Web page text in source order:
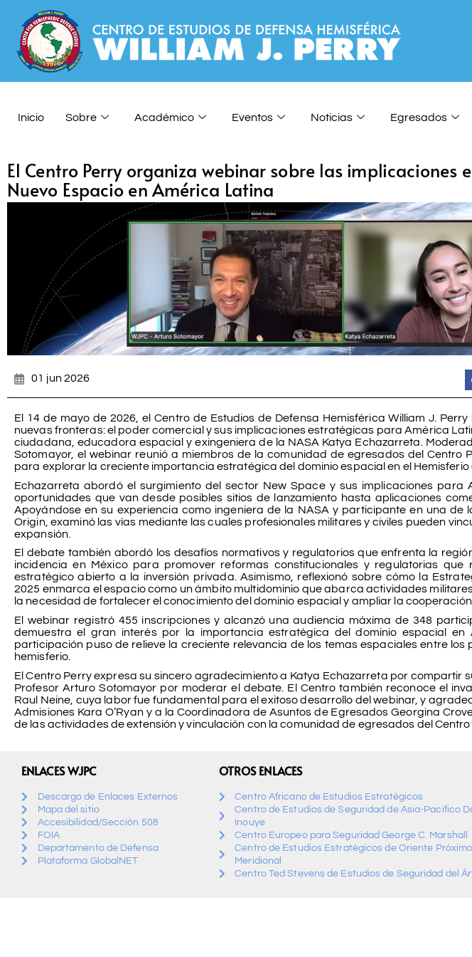
Inicio Sobre Académico Eventos Noticias Egresados
El Centro Perry organiza webinar sobre las implicaciones
Nuevo Espacio en América Latina
01 jun 2026
El 14 de mayo de 2026, el Centro de Estudios de Defensa Hemisférica William J.
nuevas fronteras: el poder comercial y sus implicaciones estratégicas para América
ciudadana, educadora espacial y exingeniera de la NASA Katya Echazarreta.
Sotomayor, el webinar reunió a miembros de la comunidad de egresados del Centro
para explorar la creciente importancia estratégica del dominio espacial en el Hemisferio
Echazarreta abordó el surgimiento del sector New Space y sus implicaciones para
oportunidades que van desde posibles sitios de lanzamiento hasta aplicaciones
Apoyándose en su experiencia como ingeniera de la NASA y participante en una de
Origin, examinó las vías mediante las cuales profesionales militares y civiles pueden
expansión.
El debate también abordó los desafíos normativos y regulatorios que enfrenta la
incidencia en México para promover reformas constitucionales y regulatorias
estratégico abierto a la inversión privada. Asimismo, reflexionó sobre cómo la
2025 enmarca el espacio como un ámbito multidominio que abarca actividades
la necesidad de fortalecer el conocimiento del dominio espacial y ampliar la
El webinar registró 455 inscripciones y alcanzó una audiencia máxima de 348
demuestra el gran interés por la importancia estratégica del dominio espacial en
participación puso de relieve la creciente relevancia de los temas espaciales entre los
hemisferio.
El Centro Perry expresa su sincero agradecimiento a Katya Echazarreta por compartir
Profesor Arturo Sotomayor por moderar el debate. El Centro también reconoce el
Raul Neine, cuya labor fue fundamental para el exitoso desarrollo del webinar, y
Admisiones Kara O’Ryan y a la Coordinadora de Asuntos de Egresados Georgina
de las actividades de extensión y vinculación con la comunidad de egresados del Centro
ENLACES WJPC
Descargo de Enlaces Externos
Mapa del sitio
Accesibilidad/Sección 508
FOIA
Departamento de Defensa
Plataforma GlobalNET
OTROS ENLACES
Centro Africano de Estudios Estratégicos
Centro de Estudios de Seguridad de Asia-Pacífico
Inouye
Centro Europeo para Seguridad George C. Marshall
Centro de Estudios Estratégicos de Oriente
Meridional
Centro Ted Stevens de Estudios de Seguridad del